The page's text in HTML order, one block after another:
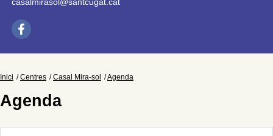
casalmirasol@santcugat.cat
Inici Centres Casal Mira-sol Agenda
Agenda